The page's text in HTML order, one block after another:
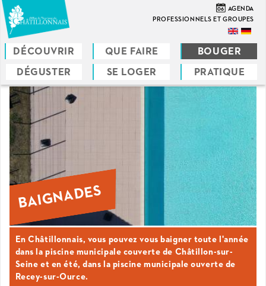
Aller
au
contenu
principal
06 AGENDA
PROFESSIONNELS ET GROUPES
DÉCOUVRIR QUE FAIRE BOUGER
DÉGUSTER SE LOGER PRATIQUE
Vous
êtes
ici
BAIGNADES
En Châtillonnais, vous pouvez vous baigner toute l'année
dans la piscine municipale couverte de Châtillon-sur-
Seine et en été, dans la piscine municipale ouverte de
Recey-sur-Ource.